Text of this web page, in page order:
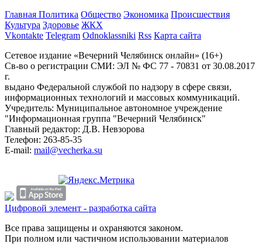
Главная Политика Общество Экономика Происшествия
Культура Здоровье ЖКХ
Vkontakte Telegram Odnoklassniki Rss Карта сайта
Сетевое издание «Вечерний Челябинск онлайн» (16+)
Cв-во о регистрации СМИ: ЭЛ № ФС 77 - 70831 от 30.08.2017
г.
выдано Федеральной службой по надзору в сфере связи,
информационных технологий и массовых коммуникаций.
Учредитель: Муниципальное автономное учреждение
"Информационная группа "Вечерний Челябинск"
Главный редактор: Д.В. Невзорова
Телефон: 263-85-35
E-mail: mail@vecherka.su
Цифровой элемент - разработка сайта
Все права защищены и охраняются законом.
При полном или частичном использовании материалов